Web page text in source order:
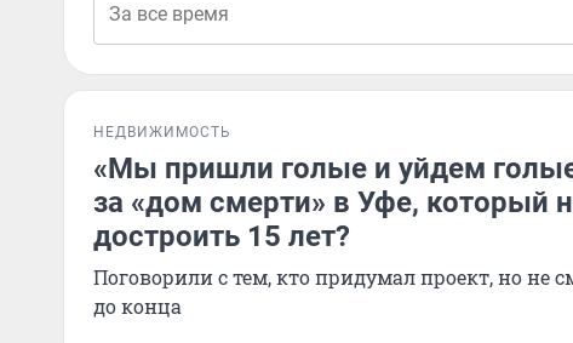
НЕДВИЖИМОСТЬ
«Мы пришли голые и уйдем
за «дом смерти» в Уфе, который
достроить 15 лет?
Поговорили с тем, кто придумал проект, но не
до конца